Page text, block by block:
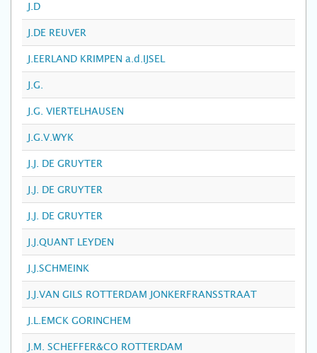
J.D
J.DE REUVER
J.EERLAND KRIMPEN a.d.IJSEL
J.G.
J.G. VIERTELHAUSEN
J.G.V.WYK
J.J. DE GRUYTER
J.J. DE GRUYTER
J.J. DE GRUYTER
J.J.QUANT LEYDEN
J.J.SCHMEINK
J.J.VAN GILS ROTTERDAM JONKERFRANSSTRAAT
J.L.EMCK GORINCHEM
J.M. SCHEFFER&CO ROTTERDAM